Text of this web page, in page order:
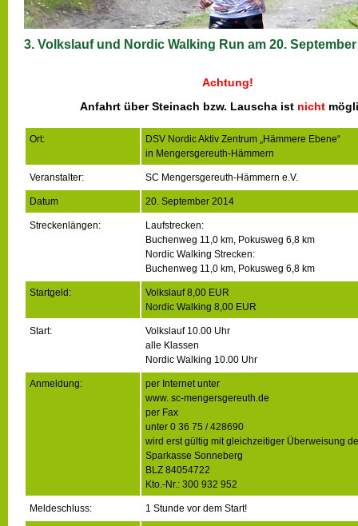
3. Volkslauf und Nordic Walking Run am 20. September
Achtung!
Anfahrt über Steinach bzw. Lauscha ist nicht
Ort:
DSV Nordic Aktiv Zentrum „Hämmere Ebene“
in Mengersgereuth-Hämmern
Veranstalter: SC Mengersgereuth-Hämmern e.V.
Datum 20. September 2014
Streckenlängen:
Laufstrecken:
Buchenweg 11,0 km, Pokusweg 6,8 km
Nordic Walking Strecken:
Buchenweg 11,0 km, Pokusweg 6,8 km
Startgeld:
Volkslauf 8,00 EUR
Nordic Walking 8,00 EUR
Start:
Volkslauf 10.00 Uhr
alle Klassen
Nordic Walking 10.00 Uhr
Anmeldung:
per Internet unter
www. sc-mengersgereuth.de
per Fax
unter 0 36 75 / 428690
wird erst gültig mit gleichzeitiger Überweisung
Sparkasse Sonneberg
BLZ 84054722
Kto.-Nr.: 300 932 952
Meldeschluss: 1 Stunde vor dem Start!